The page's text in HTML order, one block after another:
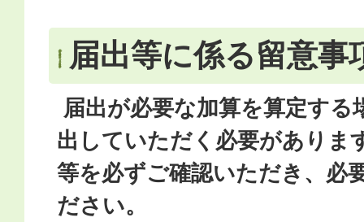
届出等に係る留意事
届出が必要な加算を算定する
出していただく必要がありま
等を必ずご確認いただき、必
ださい。